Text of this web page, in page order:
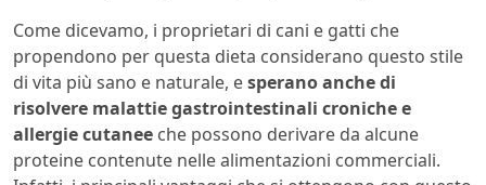
Come dicevamo, i proprietari di cani e gatti che
propendono per questa dieta considerano questo stile
di vita più sano e naturale, esperano anche di
risolvere malattie gastrointestinali croniche e
allergie cutanee che possono derivare da alcune
proteine contenute nelle alimentazioni commerciali.